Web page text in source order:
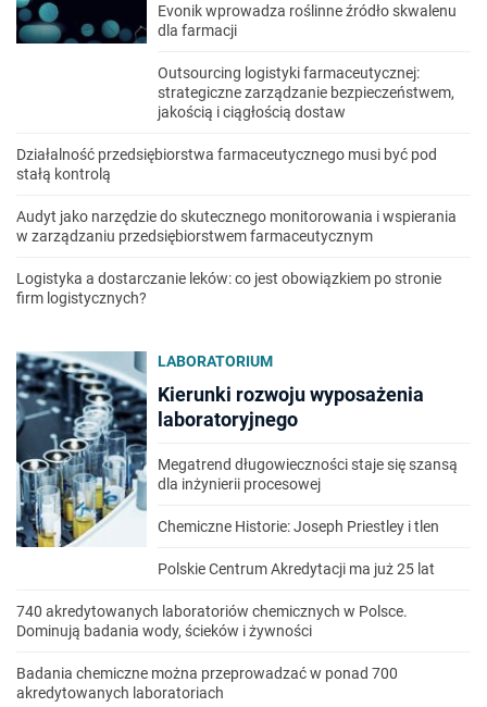
Evonik wprowadza roślinne źródło skwalenu
dla farmacji
Outsourcing logistyki farmaceutycznej:
strategiczne zarządzanie bezpieczeństwem,
jakością i ciągłością dostaw
Działalność przedsiębiorstwa farmaceutycznego musi być pod
stałą kontrolą
Audyt jako narzędzie do skutecznego monitorowania i wspierania
w zarządzaniu przedsiębiorstwem farmaceutycznym
Logistyka a dostarczanie leków: co jest obowiązkiem po stronie
firm logistycznych?
LABORATORIUM
Kierunki rozwoju wyposażenia
laboratoryjnego
Megatrend długowieczności staje się szansą
dla inżynierii procesowej
Chemiczne Historie: Joseph Priestley i tlen
Polskie Centrum Akredytacji ma już 25 lat
740 akredytowanych laboratoriów chemicznych w Polsce.
Dominują badania wody, ścieków i żywności
Badania chemiczne można przeprowadzać w ponad 700
akredytowanych laboratoriach